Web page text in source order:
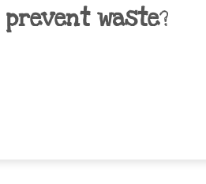
prevent waste?